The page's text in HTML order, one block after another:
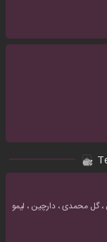
گل محمدی ، دارچین ، لیمو